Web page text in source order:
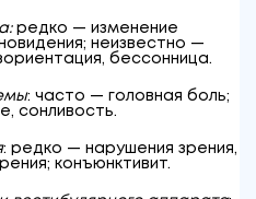
редко — изменение
неизвестно —
бессонница.
: часто — головная боль;
сонливость.
: редко — нарушения зрения,
конъюнктивит.